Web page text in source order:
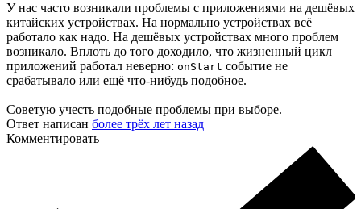
У нас часто возникали проблемы с приложениями на дешёвых
китайских устройствах. На нормально устройствах всё
работало как надо. На дешёвых устройствах много проблем
возникало. Вплоть до того доходило, что жизненный цикл
приложений работал неверно: onStart событие не
срабатывало или ещё что-нибудь подобное.
Советую учесть подобные проблемы при выборе.
Ответ написан более трёх лет назад
Комментировать